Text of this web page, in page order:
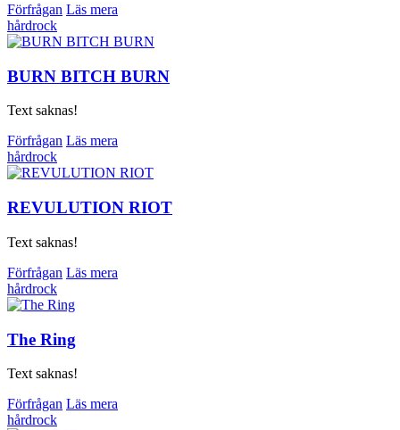
Förfrågan Läs mera
hårdrock
BURN BITCH BURN
Text saknas!
Förfrågan Läs mera
hårdrock
REVULUTION RIOT
Text saknas!
Förfrågan Läs mera
hårdrock
The Ring
Text saknas!
Förfrågan Läs mera
hårdrock